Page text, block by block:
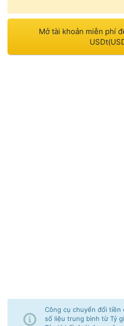
Mở tài khoản miễn phí
Công cụ chuyển đổi tiền
số liệu trung bình từ Tỷ